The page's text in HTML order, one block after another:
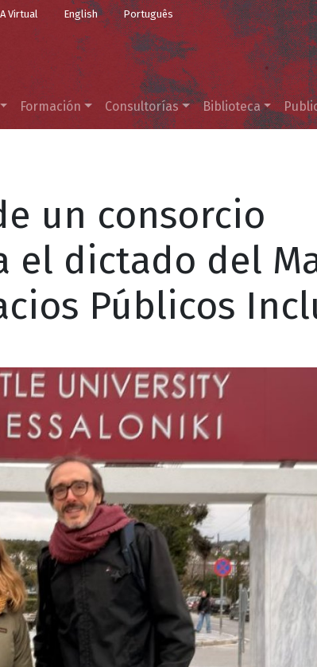
Pasar al contenido principal
Menu
Virtual English Português
Formación Consultorías Biblioteca
un consorcio
el dictado del
Públicos